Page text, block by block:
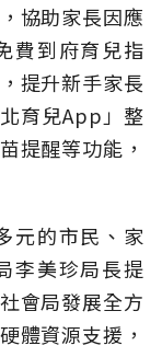
協助家長因應
費到府育兒指
提升新手家長
育兒App」整
提醒等功能，
元的市民、家
李美珍局長提
會局發展全方
體資源支援，